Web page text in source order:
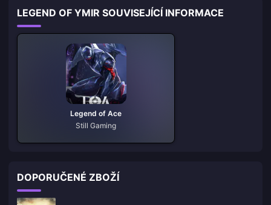
LEGEND OF YMIR SOUVISEJÍCÍ INFORMACE
Legend of Ace
Still Gaming
DOPORUČENÉ ZBOŽÍ